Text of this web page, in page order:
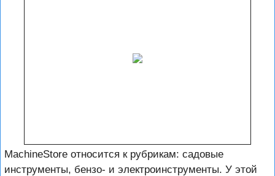
MachineStore относится к рубрикам: садовые
инструменты, бензо- и электроинструменты. У этой